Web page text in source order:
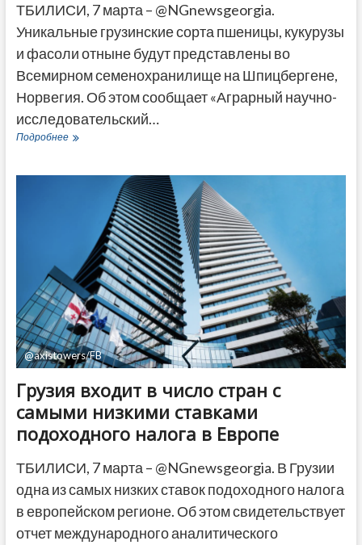
ТБИЛИСИ, 7 марта – @NGnewsgeorgia.
Уникальные грузинские сорта пшеницы, кукурузы
и фасоли отныне будут представлены во
Всемирном семенохранилище на Шпицбергене,
Норвегия. Об этом сообщает «Аграрный научно-
исследовательский…
ПодробнееГрузия
всемирное
хранилище
Шпицбергене
@axistowers/FB
Грузия входит в число стран с
самыми низкими ставками
подоходного налога в Европе
ТБИЛИСИ, 7 марта – @NGnewsgeorgia. В Грузии
одна из самых низких ставок подоходного налога
в европейском регионе. Об этом свидетельствует
отчет международного аналитического